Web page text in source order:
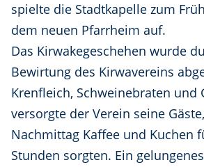
spielte die Stadtkapelle zum
dem neuen Pfarrheim auf.
Das Kirwakegeschehen wurde
Bewirtung des Kirwavereins
Krenfleich, Schweinebraten und
versorgte der Verein seine
Nachmittag Kaffee und Kuchen
Stunden sorgten. Ein